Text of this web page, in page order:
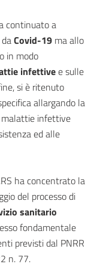
continuato a
Covid-19 ma allo
in modo
infettivee sulle
si è ritenuto
allargando la
infettive
ed alle
ha concentrato la
del processo di
sanitario
fondamentale
previsti dal PNRR
n. 77.